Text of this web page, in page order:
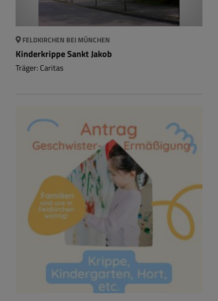
FELDKIRCHEN BEI MÜNCHEN
Kinderkrippe Sankt Jakob
Träger: Caritas